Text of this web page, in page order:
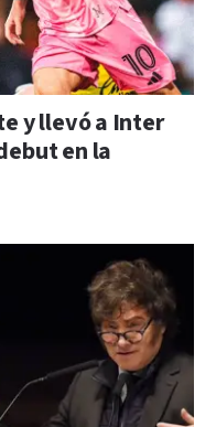
y llevó a Inter
en la